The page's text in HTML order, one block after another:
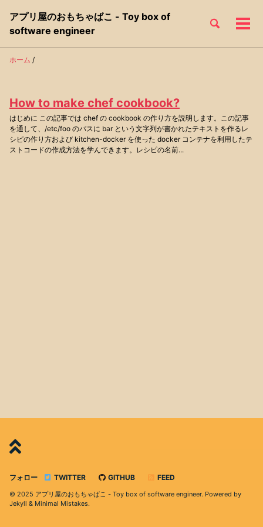
Skip
links
primary
navigation
content
footer
アプリ屋のおもちゃばこ - Toy box of
software engineer
Toggle メ
ホーム /
How to make chef cookbook?
はじめに この記事では chef の cookbook の作り方を説明します。この記事
を通して、/etc/foo のパスに bar という文字列が書かれたテキストを作るレ
シピの作り方および kitchen-docker を使った docker コンテナを利用したテ
ストコードの作成方法を学んできます。レシピの名前...
フォロー TWITTER GITHUB FEED
© 2025 アプリ屋のおもちゃばこ - Toy box of software engineer. Powered by
Jekyll & Minimal Mistakes.